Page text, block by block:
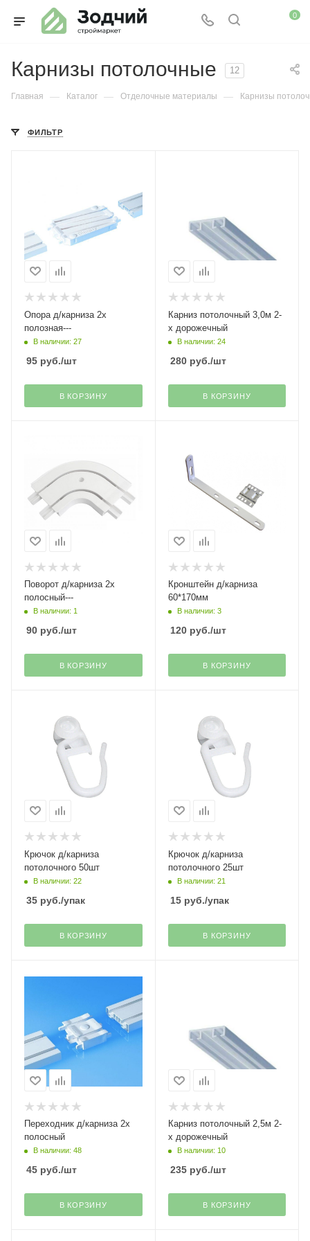
0
Карнизы потолочные 12
Главная — Каталог — Отделочные материалы — Карнизы
ФИЛЬТР
Опора д/карниза 2х
полозная---
В наличии: 27
95 руб./шт
В КОРЗИНУ
Карниз потолочный 3,0м 2-
х дорожечный
В наличии: 24
280руб./шт
В КОРЗИНУ
Поворот д/карниза 2х
полосный---
В наличии: 1
90 руб./шт
В КОРЗИНУ
Кронштейн д/карниза
60*170мм
В наличии: 3
120руб./шт
В КОРЗИНУ
Крючок д/карниза
потолочного 50шт
В наличии: 22
35 руб./упак
В КОРЗИНУ
Крючок д/карниза
потолочного 25шт
В наличии: 21
15руб./упак
В КОРЗИНУ
Переходник д/карниза 2х
полосный
В наличии: 48
45 руб./шт
В КОРЗИНУ
Карниз потолочный 2,5м 2-
х дорожечный
В наличии: 10
235руб./шт
В КОРЗИНУ